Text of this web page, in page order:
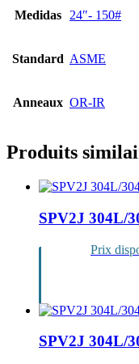
Medidas 24″- 150#
Standard ASME
Anneaux OR-IR
Produits
SPV2J 304L/
Prix
SPV2J 304L/